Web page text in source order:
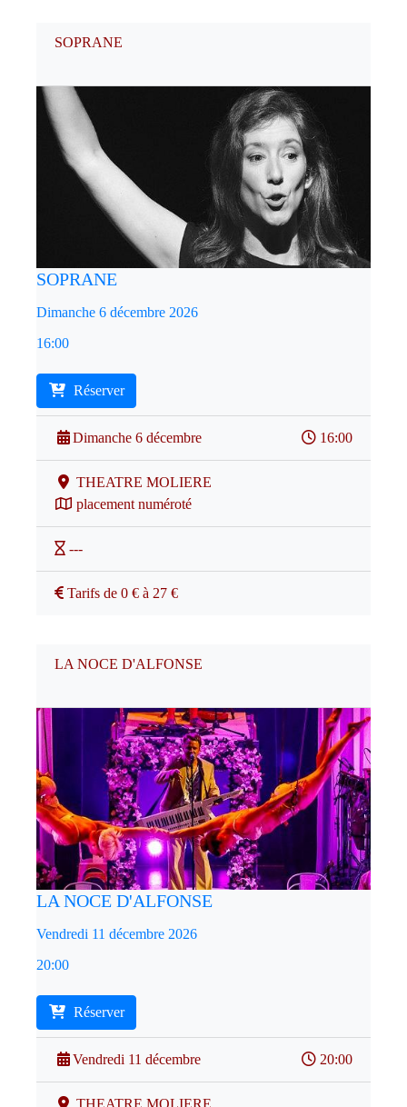
SOPRANE
SOPRANE
Dimanche 6 décembre 2026
16:00
Réserver
Dimanche 6 décembre 16:00
THEATRE MOLIERE
placement numéroté
---
Tarifs de 0 € à 27 €
LA NOCE D'ALFONSE
LA NOCE D'ALFONSE
Vendredi 11 décembre 2026
20:00
Réserver
Vendredi 11 décembre 20:00
THEATRE MOLIERE